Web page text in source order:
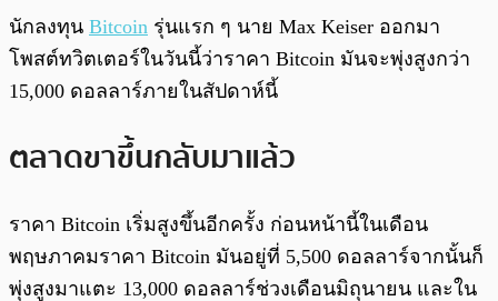
นักลงทุน Bitcoin รุ่นแรก ๆ นาย Max Keiser ออกมา
โพสต์ทวิตเตอร์ในวันนี้ว่าราคา Bitcoin มันจะพุ่งสูงกว่า
15,000 ดอลลาร์ภายในสัปดาห์นี้
ตลาดขาขึ้นกลับมาแล้ว
ราคา Bitcoin เริ่มสูงขึ้นอีกครั้ง ก่อนหน้านี้ในเดือน
พฤษภาคมราคา Bitcoin มันอยู่ที่ 5,500 ดอลลาร์จากนั้นก็
พุ่งสูงมาแตะ 13,000 ดอลลาร์ช่วงเดือนมิถุนายน และใน